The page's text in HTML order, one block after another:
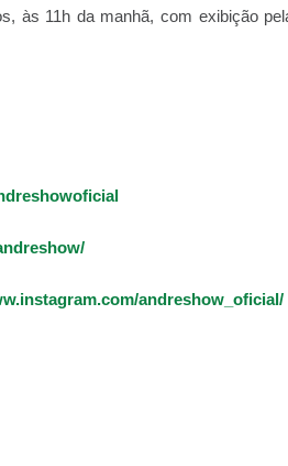
às 11h da manhã, com exibição
andreshow_oficial/